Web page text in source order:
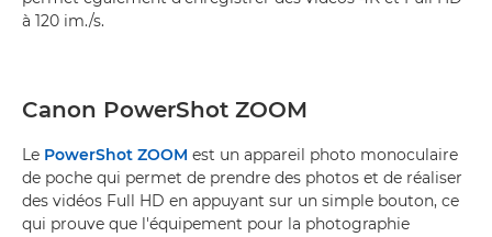
à 120 im./s.
Canon PowerShot ZOOM
Le PowerShot ZOOM est un appareil photo monoculaire
de poche qui permet de prendre des photos et de réaliser
des vidéos Full HD en appuyant sur un simple bouton, ce
qui prouve que l'équipement pour la photographie